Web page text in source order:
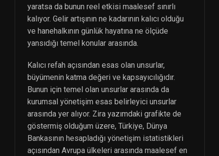
yaratsa da bunun reel etkisi maalesef sınırlı
kalıyor. Gelir artışının ne kadarının kalıcı olduğu
ve hanehalkının günlük hayatına ne ölçüde
yansıdığı temel konular arasında.
Kalıcı refah açısından esas olan unsurlar,
büyümenin katma değeri ve kapsayıcılığıdır.
Bunun için temel olan unsurlar arasında da
kurumsal yönetişim esas belirleyici unsurlar
arasında yer alıyor. Zira yazımdaki grafikte de
göstermiş olduğum üzere, Türkiye, Dünya
Bankasının hesapladığı yönetişim istatistikleri
açısından Avrupa ülkeleri arasında maalesef en